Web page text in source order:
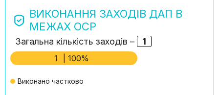
ВИКОНАННЯ ЗАХОДІВ ДАП В
МЕЖАХ ОСР
Загальна кількість заходів – 1
1 | 100%
Виконано частково